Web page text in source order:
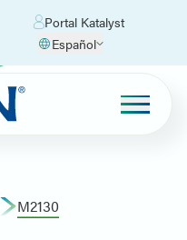
Portal Katalyst
Español
M2130